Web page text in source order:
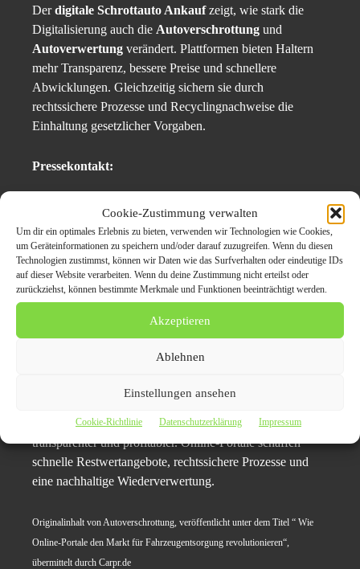
Cookie-Zustimmung verwalten
Um dir ein optimales Erlebnis zu bieten, verwenden wir Technologien wie Cookies,
um Geräteinformationen zu speichern und/oder darauf zuzugreifen. Wenn du diesen
Technologien zustimmst, können wir Daten wie das Surfverhalten oder eindeutige IDs
auf dieser Website verarbeiten. Wenn du deine Zustimmung nicht erteilst oder
zurückziehst, können bestimmte Merkmale und Funktionen beeinträchtigt werden.
Akzeptieren
Ablehnen
Einstellungen ansehen
Cookie-Richtlinie Datenschutzerklärung Impressum
Derdigitale Schrottauto Ankaufzeigt, wie stark die
Digitalisierung auch die Autoverschrottung und
Autoverwertung verändert. Plattformen bieten Haltern
mehr Transparenz, bessere Preise und schnellere
Abwicklungen. Gleichzeitig sichern sie durch
rechtssichere Prozesse und Recyclingnachweise die
Einhaltung gesetzlicher Vorgaben.
Pressekontakt:
Autoverschrottung 53175 Bonn
Tel: 015204045656
E-Mail: info@autoverschrottung-dormagen.de/
Web:
https://www.autoverschrottung-dormagen.de/
Schrottauto Ankauf digital
AutoverschrottungundAutoverwertung
effizienter,
transparenter und profitabler. Online-Portale schaffen
schnelle Restwertangebote, rechtssichere Prozesse und
eine nachhaltige Wiederverwertung.
Originalinhalt von Autoverschrottung, veröffentlicht unter dem Titel “ Wie
Online-Portale den Markt für Fahrzeugentsorgung revolutionieren“,
übermittelt durch Carpr.de